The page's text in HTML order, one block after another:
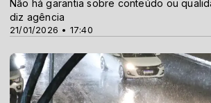
21/01/2026 • 17:40
Não há garantia sobre conteúdo ou
diz agência